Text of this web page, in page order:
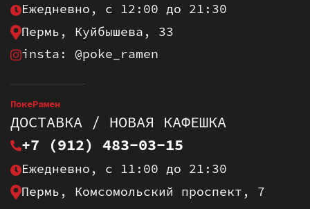
Ежедневно, с 12:00 до 21:30
Пермь, Куйбышева, 33
insta: @poke_ramen
ПокеРамен
ДОСТАВКА / НОВАЯ КАФЕШКА
+7 (912) 483-03-15
Ежедневно, с 11:00 до 21:30
Пермь, Комсомольский проспект, 7